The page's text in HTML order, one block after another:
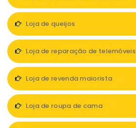
Loja de queijos
Loja de reparação de telemóveis
Loja de revenda maiorista
Loja de roupa de cama